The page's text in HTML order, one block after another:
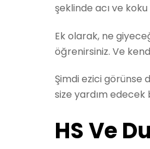
şeklinde acı ve
Ek olarak, ne
öğrenirsiniz. Ve
Şimdi ezici görünse
size yardım
HS Ve